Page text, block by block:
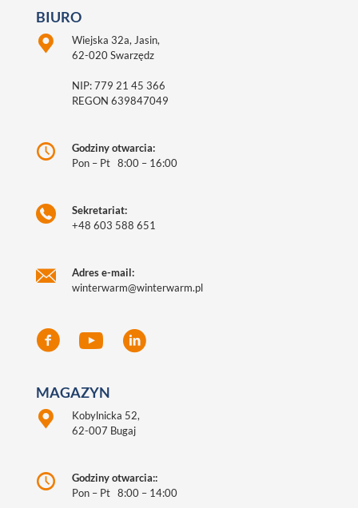
BIURO
Wiejska 32a, Jasin,
62-020 Swarzędz
NIP: 779 21 45 366
REGON 639847049
Godziny otwarcia:
Pon – Pt 8:00 – 16:00
Sekretariat:
+48 603 588 651
Adres e-mail:
winterwarm@winterwarm.pl
MAGAZYN
Kobylnicka 52,
62-007 Bugaj
Godziny otwarcia::
Pon – Pt 8:00 – 14:00